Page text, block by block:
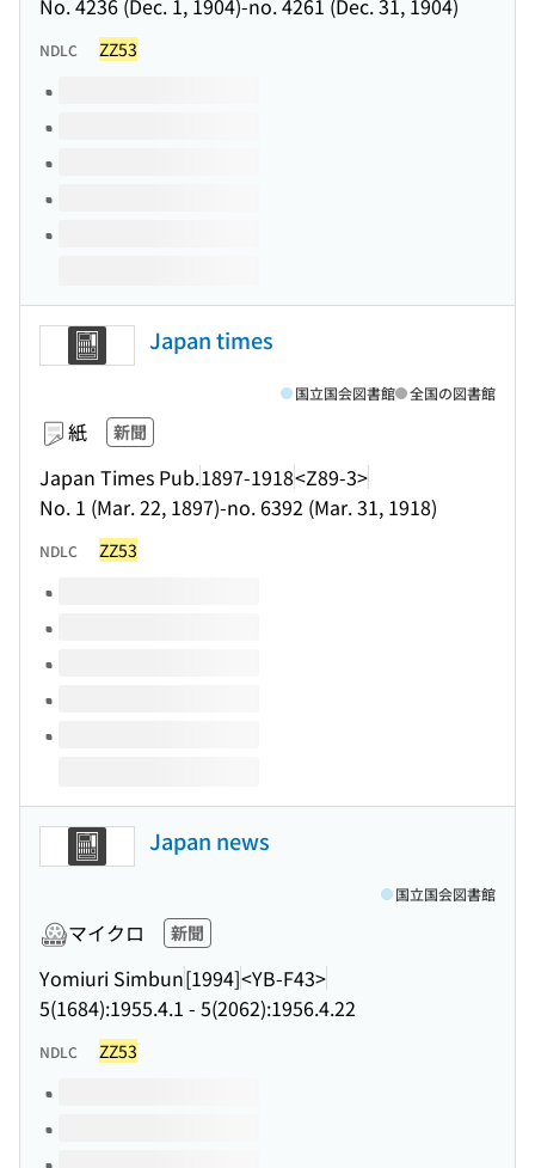
No. 4236 (Dec. 1, 1904)-no. 4261 (Dec. 31, 1904)
NDLC ZZ53
このタイトルの巻号
Japan times
紙 新聞
Japan Times Pub.1897-1918<Z89-3>
No. 1 (Mar. 22, 1897)-no. 6392 (Mar. 31, 1918)
国立国会図書館 全国の図書館
NDLC ZZ53
このタイトルの巻号
Japan news
マイクロ 新聞
Yomiuri Simbun[1994]<YB-F43>
5(1684):1955.4.1 - 5(2062):1956.4.22
国立国会図書館
NDLC ZZ53
このタイトルの巻号